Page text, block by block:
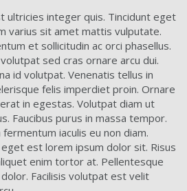
ultricies integer quis. Tincidunt eget
varius sit amet mattis vulputate.
et sollicitudin ac orci phasellus.
sed cras ornare arcu dui.
id volutpat. Venenatis tellus in
felis imperdiet proin. Ornare
in egestas. Volutpat diam ut
Faucibus purus in massa tempor.
iaculis eu non diam.
est lorem ipsum dolor sit. Risus
enim tortor at. Pellentesque
Facilisis volutpat est velit